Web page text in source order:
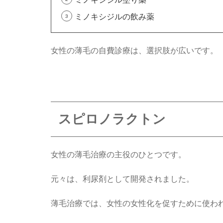
ミノキシジルの飲み薬
女性の薄毛の自費診療は、選択肢が広いです。
スピロノラクトン
女性の薄毛治療の主役のひとつです。
元々は、利尿剤として開発されました。
薄毛治療では、女性の女性化を促すために使わ